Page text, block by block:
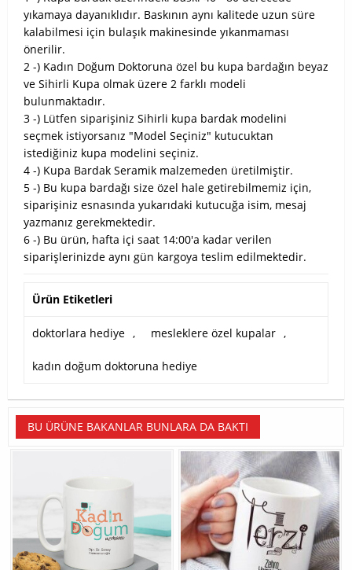
yıkamaya dayanıklıdır. Baskının aynı kalitede uzun süre
kalabilmesi için bulaşık makinesinde yıkanmaması
önerilir.
2 -) Kadın Doğum Doktoruna özel bu kupa bardağın beyaz
ve Sihirli Kupa olmak üzere 2 farklı modeli
bulunmaktadır.
3 -) Lütfen siparişiniz Sihirli kupa bardak modelini
seçmek istiyorsanız "Model Seçiniz" kutucuktan
istediğiniz kupa modelini seçiniz.
4 -) Kupa Bardak Seramik malzemeden üretilmiştir.
5 -) Bu kupa bardağı size özel hale getirebilmemiz için,
siparişiniz esnasında yukarıdaki kutucuğa isim, mesaj
yazmanız gerekmektedir.
6 -) Bu ürün, hafta içi saat 14:00'a kadar verilen
siparişlerinizde aynı gün kargoya teslim edilmektedir.
Ürün Etiketleri
doktorlara hediye , mesleklere özel kupalar ,
kadın doğum doktoruna hediye
BU ÜRÜNE BAKANLAR BUNLARA DA BAKTI